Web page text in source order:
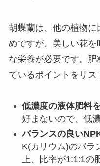
胡蝶蘭は、他の植物
めですが、美しい花を
な栄養が必要です。肥
ているポイントをリス
低濃度の液体肥料
好まないので、低
バランスの良い
K(カリウム)のバラ
上、比率が1:1:1の